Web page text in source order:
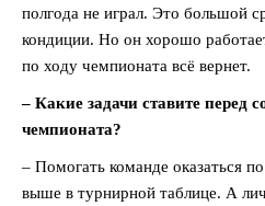
полгода не играл. Это большой
кондиции. Но он хорошо
по ходу чемпионата всё вернет.
– Какие задачи ставите перед
чемпионата?
– Помогать команде оказаться
выше в турнирной таблице. А